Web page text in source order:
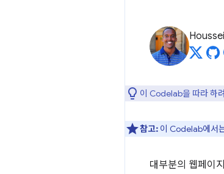
이 Codelab을 따라 하
참고: 이 Codelab에서
대부분의 웹페이